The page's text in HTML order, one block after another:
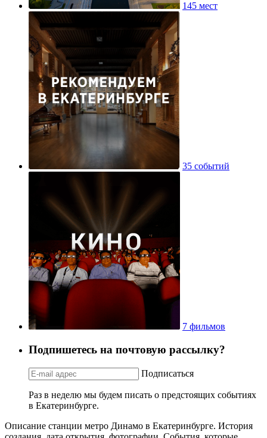
145 мест
35 событий
7 фильмов
Подпишетесь на почтовую рассылку?
Подписаться
Раз в неделю мы будем писать о предстоящих событиях
в Екатеринбурге.
Описание станции метро Динамо в Екатеринбурге. История